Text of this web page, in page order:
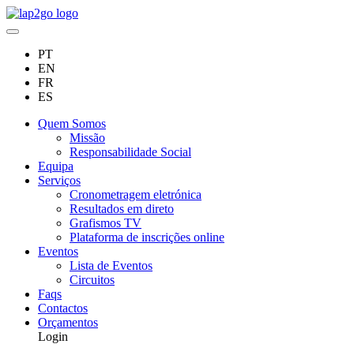
PT
EN
FR
ES
Quem Somos
Missão
Responsabilidade Social
Equipa
Serviços
Cronometragem eletrónica
Resultados em direto
Grafismos TV
Plataforma de inscrições online
Eventos
Lista de Eventos
Circuitos
Faqs
Contactos
Orçamentos
Login